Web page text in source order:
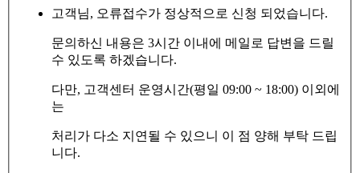
고객님, 오류접수가 정상적으로 신청 되었습니다.
문의하신 내용은 3시간 이내에 메일로 답변을 드릴
수 있도록 하겠습니다.
다만, 고객센터 운영시간(평일 09:00 ~ 18:00) 이외에
는
처리가 다소 지연될 수 있으니 이 점 양해 부탁 드립
니다.